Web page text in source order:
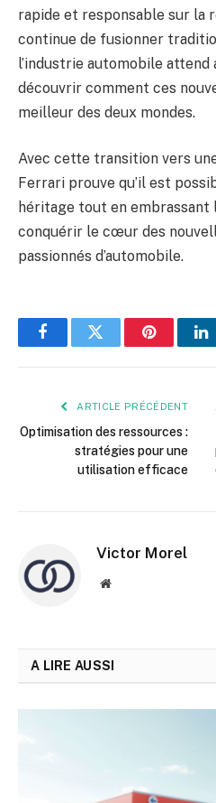
rapide et responsable sur la
continue de fusionner
l’industrie automobile attend
découvrir comment ces
meilleur des deux mondes.
Avec cette transition vers
Ferrari prouve qu’il est
héritage tout en embrassant
conquérir le cœur des
passionnés d’automobile.
FacebookTwitter Pinterest
ARTICLE PRÉCÉDENT
Optimisation des ressources :
stratégies pour une
utilisation efficace
Victor Morel
Site
A LIRE AUSSI